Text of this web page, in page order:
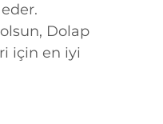
Dolap
için en iyi